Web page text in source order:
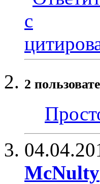
2
McNulty